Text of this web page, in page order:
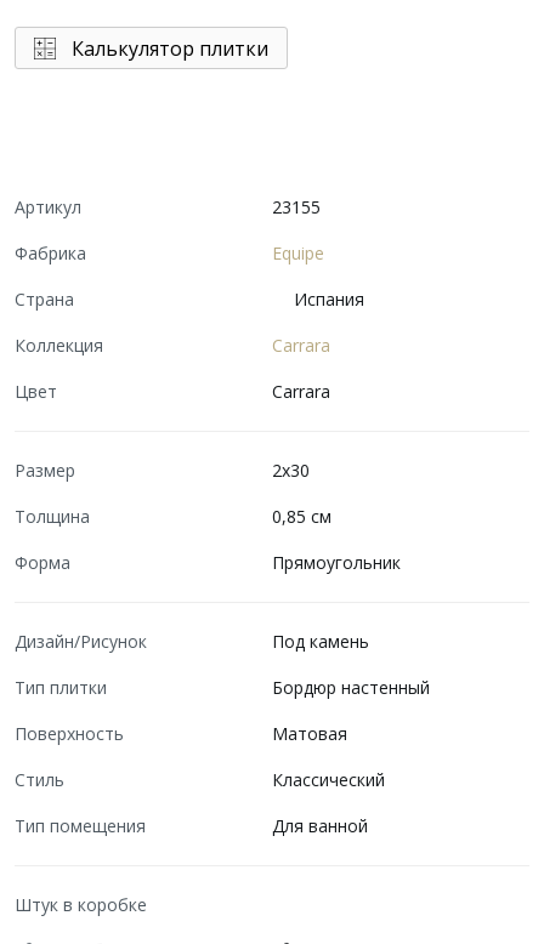
Калькулятор плитки
Артикул
23155
Фабрика
Equipe
Страна
Испания
Коллекция
Carrara
Цвет
Carrara
Размер
2x30
Толщина
0,85 см
Форма
Прямоугольник
Дизайн/Рисунок
Под камень
Тип плитки
Бордюр настенный
Поверхность
Матовая
Стиль
Классический
Тип помещения
Для ванной
Штук в коробке